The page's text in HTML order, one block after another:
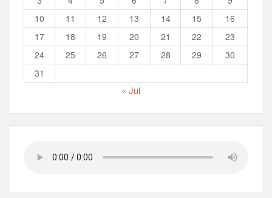
10
11 12 13 14 15
16
17
18 19 20 21 22
23
24
25 26 27 28 29
30
31
« Jul